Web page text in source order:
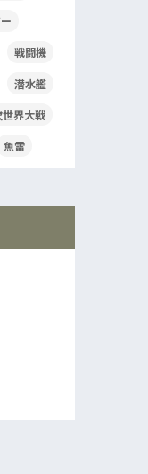
戦闘機
潜水艦
界大戦
魚雷